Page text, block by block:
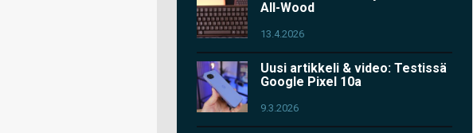
All-Wood
13.4.2026
Uusi artikkeli & video: Testissä
Google Pixel 10a
9.3.2026